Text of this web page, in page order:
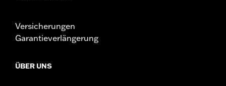
Versicherungen
Garantieverlängerung
ÜBER UNS